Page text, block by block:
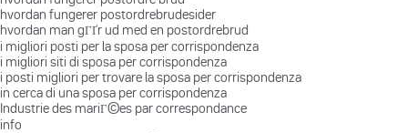
hvordan fungerer postordrebrudesider
hvordan man gГҐr ud med en postordrebrud
i migliori posti per la sposa per corrispondenza
i migliori siti di sposa per corrispondenza
i posti migliori per trovare la sposa per corrispondenza
in cerca di una sposa per corrispondenza
Industrie des mariГ©es par correspondance
info